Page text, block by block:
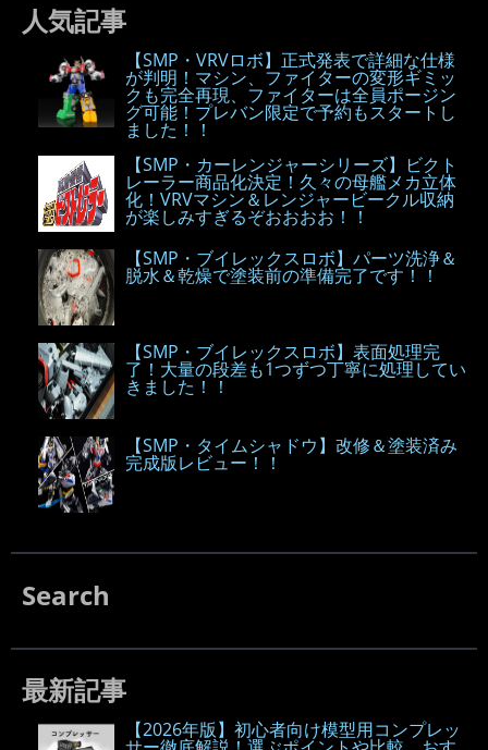
人気記事
【SMP・VRVロボ】正式発表で詳細な仕様
が判明！マシン、ファイターの変形ギミッ
クも完全再現、ファイターは全員ポージン
グ可能！プレバン限定で予約もスタートし
ました！！
【SMP・カーレンジャーシリーズ】ビクト
レーラー商品化決定！久々の母艦メカ立体
化！VRVマシン＆レンジャービークル収納
が楽しみすぎるぞおおおお！！
【SMP・ブイレックスロボ】パーツ洗浄＆
脱水＆乾燥で塗装前の準備完了です！！
【SMP・ブイレックスロボ】表面処理完
了！大量の段差も1つずつ丁寧に処理してい
きました！！
【SMP・タイムシャドウ】改修＆塗装済み
完成版レビュー！！
Search
最新記事
【2026年版】初心者向け模型用コンプレッ